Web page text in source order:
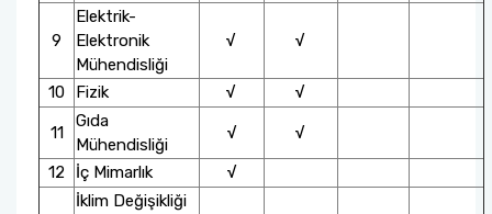
9
Elektrik-
Elektronik
Mühendisliği
√ √
10 Fizik √ √
11
Gıda
Mühendisliği
√
√
12
İç Mimarlık √
İklim Değişikliği